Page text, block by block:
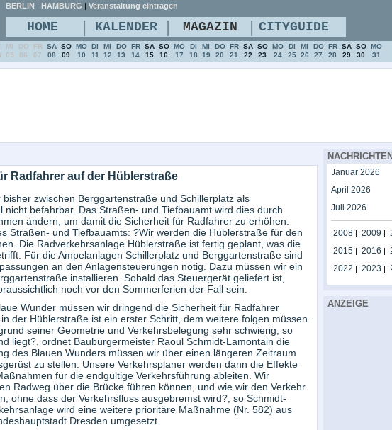
Radfahrer auf der Hüblerstraße
zwischen Berggartenstraße und Schillerplatz als
befahrbar. Das Straßen- und Tiefbauamt wird dies durch
ändern, um damit die Sicherheit für Radfahrer zu erhöhen.
Straßen- und Tiefbauamts: ?Wir werden die Hüblerstraße für den
Die Radverkehrsanlage Hüblerstraße ist fertig geplant, was die
Für die Ampelanlagen Schillerplatz und Berggartenstraße sind
an den Anlagensteuerungen nötig. Dazu müssen wir ein
installieren. Sobald das Steuergerät geliefert ist,
noch vor den Sommerferien der Fall sein.
Wunder müssen wir dringend die Sicherheit für Radfahrer
der Hüblerstraße ist ein erster Schritt, dem weitere folgen müssen.
seiner Geometrie und Verkehrsbelegung sehr schwierig, so
liegt?, ordnet Baubürgermeister Raoul Schmidt-Lamontain die
des Blauen Wunders müssen wir über einen längeren Zeitraum
zu stellen. Unsere Verkehrsplaner werden dann die Effekte
für die endgültige Verkehrsführung ableiten. Wir
Radweg über die Brücke führen können, und wie wir den Verkehr
ohne dass der Verkehrsfluss ausgebremst wird?, so Schmidt-
wird eine weitere prioritäre Maßnahme (Nr. 582) aus
Dresden umgesetzt.
Januar 2026
April 2026
Juli 2026
2008| 2009 |
2015| 2016 |
2022 | 2023 |
ANZEIGE
BERLIN | HAMBURG | Veranstaltung eintragen
HOME | KALENDER | MAGAZIN | CITYGUIDE
MI
05
DO
06
FR
07
SA
08
SO
09
MO
10
DI
11
MI
12
DO
13
FR
14
SA
15
SO
16
MO
17
DI
18
MI
19
DO
20
FR
21
SA
22
SO
23
MO
24
DI
25
MI
26
DO
27
FR
28
SA
29
SO
30
MO
31